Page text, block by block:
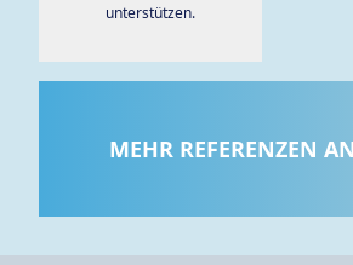
unterstützen.
MEHR REFERENZEN